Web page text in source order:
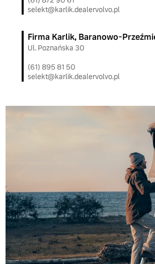
selekt@karlik.dealervolvo.pl
Firma Karlik, Baranowo-
Ul. Poznańska 30
(61) 895 81 50
selekt@karlik.dealervolvo.pl